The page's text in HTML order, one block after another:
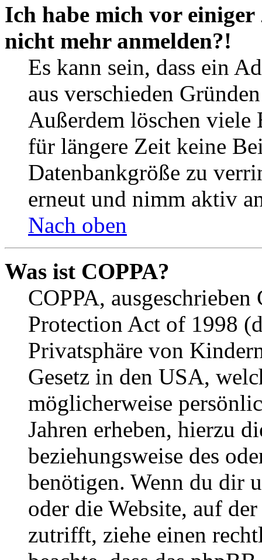
Ich habe mich vor
nicht mehr anmelden?!
Es kann sein, dass ein
aus verschieden
Außerdem löschen viele
für längere Zeit keine
Datenbankgröße zu
erneut und nimm aktiv
Nach oben
Was ist COPPA?
COPPA,
Protection Act of 1998
Privatsphäre von
Gesetz in den USA,
möglicherweise
Jahren erheben, hierzu
beziehungsweise des
benötigen. Wenn du dir
oder die Website, auf
zutrifft, ziehe einen